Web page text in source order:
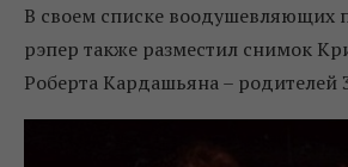
В своем списке воодушевляющих
рэпер также разместил снимок
Роберта Кардашьяна – родителей